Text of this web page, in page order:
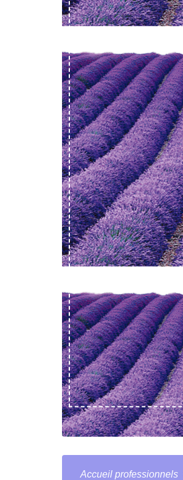
Accueil professionnels